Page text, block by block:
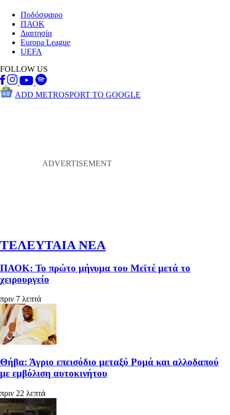
Ποδόσφαιρο
ΠΑΟΚ
Διαιτησία
Europa League
UEFA
FOLLOW US
ADD METROSPORT TO GOOGLE
ΤΕΛΕΥΤΑΙΑ ΝΕΑ
ΠΑΟΚ: Το πρώτο μήνυμα του Μεϊτέ μετά το
χειρουργείο
πριν 7 λεπτά
Θήβα: Άγριο επεισόδιο μεταξύ Ρομά και αλλοδαπού
με εμβόλιση αυτοκινήτου
πριν 22 λεπτά